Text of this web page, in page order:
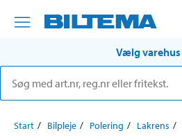
Vælg varehus
Start Bilpleje Polering Lakrens